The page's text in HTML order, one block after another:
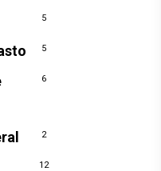
5
5
6
2
12